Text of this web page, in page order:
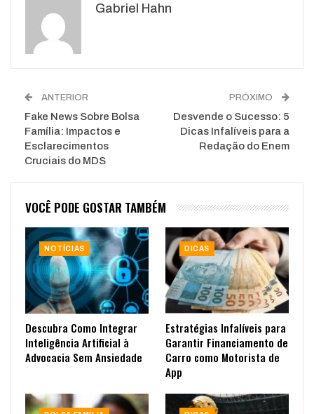
WhatsApp
Gabriel Hahn
ANTERIOR
Fake News Sobre Bolsa
Família: Impactos e
Esclarecimentos
Cruciais do MDS
PRÓXIMO
Desvende o Sucesso: 5
Dicas Infalíveis para a
Redação do Enem
VOCÊ PODE GOSTAR TAMBÉM
NOTÍCIAS
Descubra Como Integrar
Inteligência Artificial à
Advocacia Sem Ansiedade
DICAS
Estratégias Infalíveis para
Garantir Financiamento de
Carro como Motorista de
App